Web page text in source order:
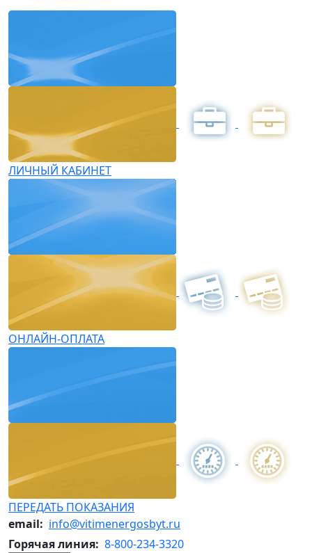
ЛИЧНЫЙ КАБИНЕТ
ОНЛАЙН-ОПЛАТА
ПЕРЕДАТЬ ПОКАЗАНИЯ
email: info@vitimenergosbyt.ru
Горячая линия: 8-800-234-3320